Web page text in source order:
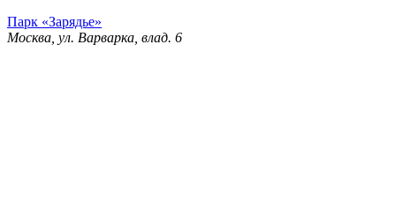
Парк «Зарядье»
Москва, ул. Варварка, влад. 6